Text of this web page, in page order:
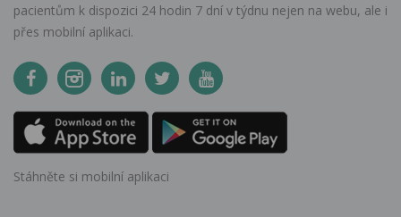
pacientům k dispozici 24 hodin 7 dní v týdnu nejen na webu, ale i
přes mobilní aplikaci.
Stáhněte si mobilní aplikaci